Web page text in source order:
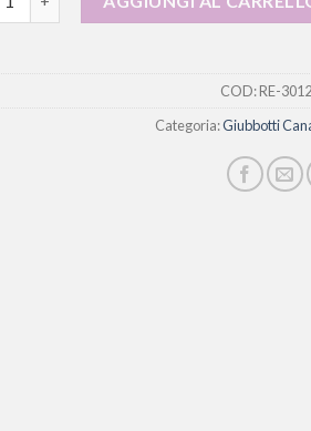
COD:RE-
Categoria:Giubbotti